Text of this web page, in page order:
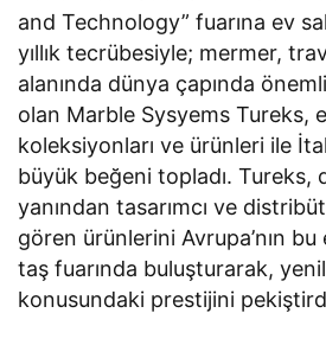
and Technology” fuarına ev
yıllık tecrübesiyle; mermer,
alanında dünya çapında
olan Marble Sysyems Tureks,
koleksiyonları ve ürünleri ile
büyük beğeni topladı. Tureks,
yanından tasarımcı ve
gören ürünlerini Avrupa’nın
taş fuarında buluşturarak,
konusundaki prestijini